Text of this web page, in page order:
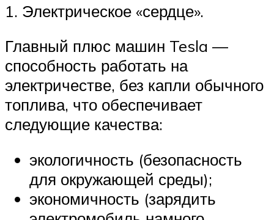
1. Электрическое «сердце».
Главный плюс машин Tesla —
способность работать на
электричестве, без капли обычного
топлива, что обеспечивает
следующие качества:
экологичность (безопасность
для окружающей среды);
экономичность (зарядить